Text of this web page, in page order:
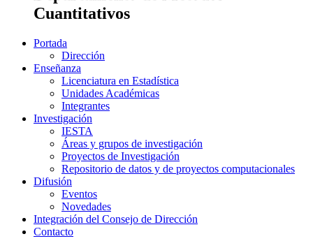
Cuantitativos
Portada
Dirección
Enseñanza
Licenciatura en Estadística
Unidades Académicas
Integrantes
Investigación
IESTA
Áreas y grupos de investigación
Proyectos de Investigación
Repositorio de datos y de proyectos computacionales
Difusión
Eventos
Novedades
Integración del Consejo de Dirección
Contacto